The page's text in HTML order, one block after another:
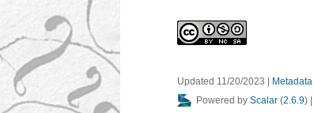
Updated 11/20/2023
Metadata
Powered by Scalar (2.6.9) |